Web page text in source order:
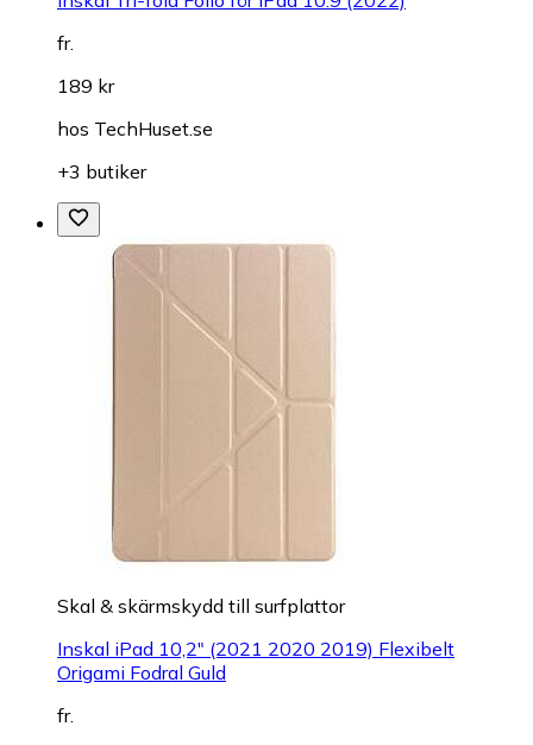
fr.
189 kr
hos TechHuset.se
+3 butiker
Skal & skärmskydd till surfplattor
Inskal iPad 10,2" (2021 2020 2019) Flexibelt
Origami Fodral Guld
fr.